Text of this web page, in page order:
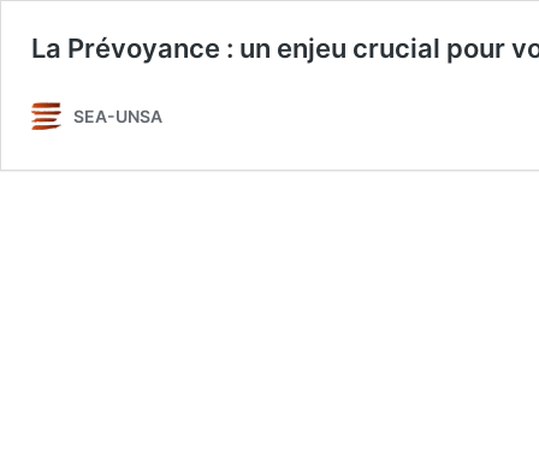
La Prévoyance : un enjeu crucial pour
SEA-UNSA